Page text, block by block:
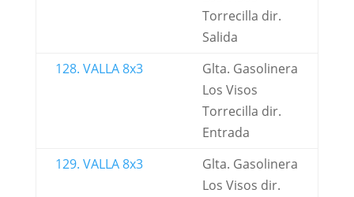
Torrecilla dir.
Salida
128. VALLA 8x3
Glta. Gasolinera
Los Visos
Torrecilla dir.
Entrada
129. VALLA 8x3
Glta. Gasolinera
Los Visos dir.